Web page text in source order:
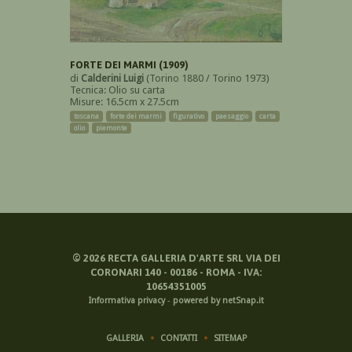
FORTE DEI MARMI (1909)
di Calderini Luigi (Torino 1880 / Torino 1973)
Tecnica: Olio su carta
Misure: 16.5cm x 27.5cm
toscana forte dei marmi figurativo paesaggio
carta
olio
piemonte
© 2026RECTA GALLERIA D'ARTE SRL VIA DEI
CORONARI 140 - 00186 - ROMA - IVA:
10654351005
Informativa privacy- powered by netSnap.it
GALLERIA CONTATTI SITEMAP